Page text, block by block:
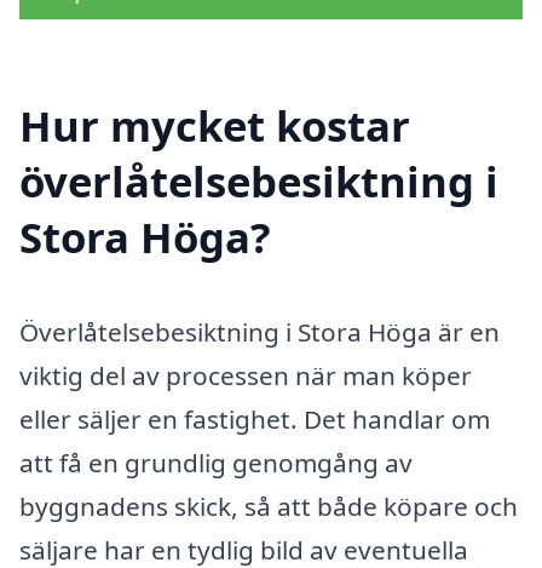
Hur mycket kostar
överlåtelsebesiktning i
Stora Höga?
Överlåtelsebesiktning i Stora Höga är en
viktig del av processen när man köper
eller säljer en fastighet. Det handlar om
att få en grundlig genomgång av
byggnadens skick, så att både köpare och
säljare har en tydlig bild av eventuella